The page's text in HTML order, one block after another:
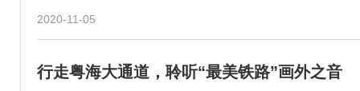
2020-11-05
行走粤海大通道，聆听“最美铁路”画外之音